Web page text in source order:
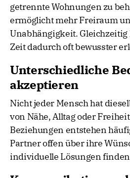
getrennte Wohnungen zu
ermöglicht mehr Freiraum
Unabhängigkeit.
Zeit dadurch oft bewusster
Unterschiedliche
akzeptieren
Nicht jeder Mensch hat
von Nähe, Alltag oder
Beziehungen entstehen
Partner offen über ihre
individuelle Lösungen